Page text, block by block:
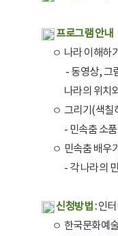
프로그램 안내
ㅇ 나라 이해하기
- 동영상, 그
나라의 위치
ㅇ 그리기(색칠
- 민속춤 소
ㅇ 민속춤 배우
- 각 나라의
신청방법 :인터
ㅇ 한국문화예